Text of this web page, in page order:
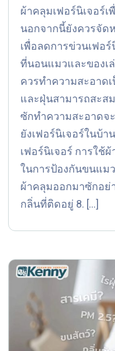
ผ้าคลุมเฟอร์นิเจอร์
นอกจากนี้ยังควรจัด
เพื่อลดการข่วนเฟอ
ที่นอนแมวและของเ
ควรทำความสะอาด
และฝุ่นสามารถสะส
ซักทำความสะอาดจ
ยังเฟอร์นิเจอร์ในบ้
เฟอร์นิเจอร์ การใช้
ในการป้องกันขนแม
ผ้าคลุมออกมาซักอย่
กลิ่นที่ติดอยู่ 8. […]